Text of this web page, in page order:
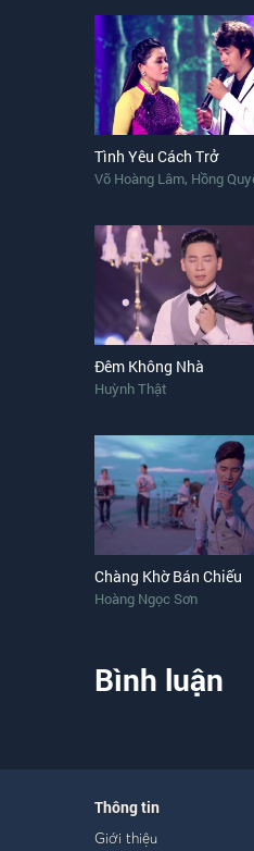
Tình Yêu Cách Trở
Võ Hoàng Lâm, Hồng
Đêm Không Nhà
Huỳnh Thật
Chàng Khờ Bán Chiếu
Hoàng Ngọc Sơn
Bình luận
Thông tin
Giới thiệu